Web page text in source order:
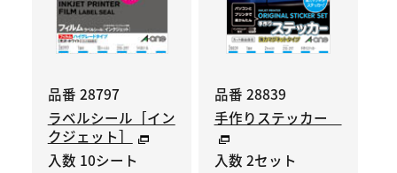
品番 28797
ラベルシール［イン
クジェット］
入数 10シート
品番 28839
手作りステッカー
入数 2セット